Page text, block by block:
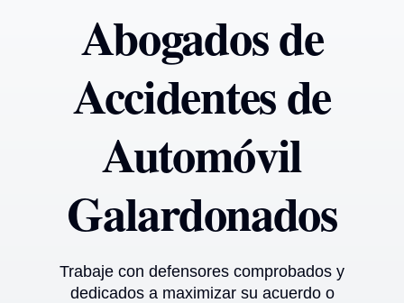
Abogados de
Accidentes de
Automóvil
Galardonados
Trabaje con defensores comprobados y
dedicados a maximizar su acuerdo o